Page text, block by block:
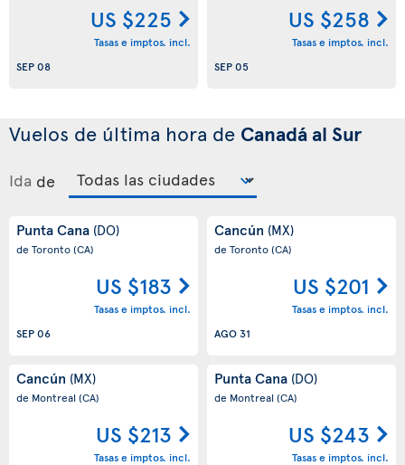
US $225
Tasas e imptos. incl.
SEP 08
US $258
Tasas e imptos. incl.
SEP 05
Vuelos de última hora de Canadá al Sur
Ida de
Punta Cana (DO)
de Toronto(CA)
US $183
Tasas e imptos. incl.
SEP 06
Cancún (MX)
de Toronto(CA)
US $201
Tasas e imptos. incl.
AGO 31
Cancún (MX)
de Montreal(CA)
US $213
Tasas e imptos. incl.
Punta Cana (DO)
de Montreal(CA)
US $243
Tasas e imptos. incl.